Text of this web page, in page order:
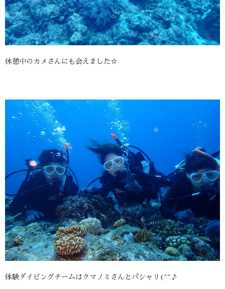
休憩中のカメさんにも会えました☆
体験ダイビングチームはクマノミさんとパシャリ(^^♪